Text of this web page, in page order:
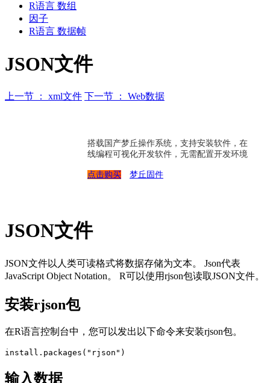
R语言 数组
因子
R语言 数据帧
JSON文件
上一节 ： xml文件 下一节 ： Web数据
搭载国产梦丘操作系统，支持安装软件，在
线编程可视化开发软件，无需配置开发环境
点击购买 梦丘固件
JSON文件
JSON文件以人类可读格式将数据存储为文本。 Json代表
JavaScript Object Notation。 R可以使用rjson包读取JSON文件。
安装rjson包
在R语言控制台中，您可以发出以下命令来安装rjson包。
输入数据